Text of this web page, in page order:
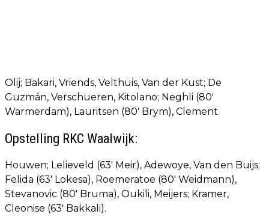
Olij; Bakari, Vriends, Velthuis, Van der Kust; De
Guzmán, Verschueren, Kitolano; Neghli (80'
Warmerdam), Lauritsen (80' Brym), Clement.
Opstelling RKC Waalwijk:
Houwen; Lelieveld (63' Meir), Adewoye, Van den Buijs;
Felida (63' Lokesa), Roemeratoe (80' Weidmann),
Stevanovic (80' Bruma), Oukili, Meijers; Kramer,
Cleonise (63' Bakkali).